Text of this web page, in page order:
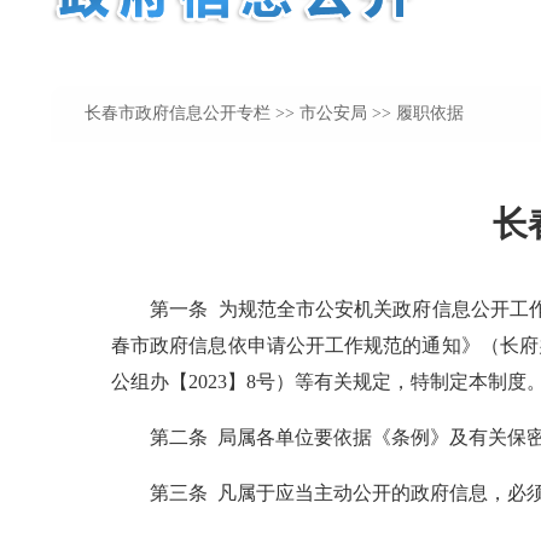
长春市政府信息公开专栏 >> 市公安局 >> 履职依据
长
第一条 为规范全市公安机关政府信息公开工作
春市政府信息依申请公开工作规范的通知》（长
公组办【2023】8号）等有关规定，特制定本制度
第二条 局属各单位要依据《条例》及有关保
第三条 凡属于应当主动公开的政府信息，必